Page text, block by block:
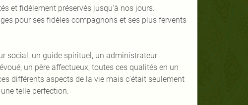
et fidèlement préservés jusqu'à nos jours.
pour ses fidèles compagnons et ses plus fervents
social, un guide spirituel, un administrateur
un père affectueux, toutes ces qualités en un
différents aspects de la vie mais c'était seulement
telle perfection.